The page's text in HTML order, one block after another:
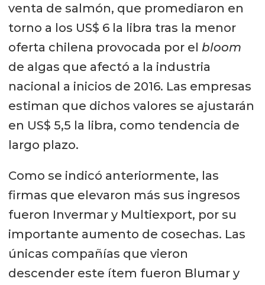
venta de salmón, que promediaron en
torno a los US$ 6 la libra tras la menor
oferta chilena provocada por el bloom
de algas que afectó a la industria
nacional a inicios de 2016. Las empresas
estiman que dichos valores se ajustarán
en US$ 5,5 la libra, como tendencia de
largo plazo.
Como se indicó anteriormente, las
firmas que elevaron más sus ingresos
fueron Invermar y Multiexport, por su
importante aumento de cosechas. Las
únicas compañías que vieron
descender este ítem fueron Blumar y